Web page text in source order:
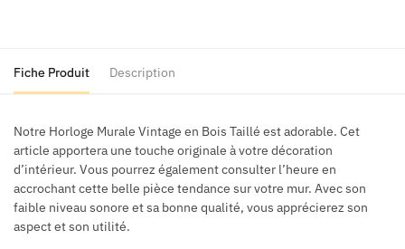
Taillé
Fiche Produit Description
Notre Horloge Murale Vintage en Bois Taillé est adorable. Cet
article apportera une touche originale à votre décoration
d’intérieur. Vous pourrez également consulter l’heure en
accrochant cette belle pièce tendance sur votre mur. Avec son
faible niveau sonore et sa bonne qualité, vous apprécierez son
aspect et son utilité.